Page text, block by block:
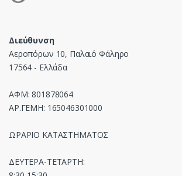
Διεύθυνση
Αεροπόρων 10, Παλαιό Φάληρο
17564 - Ελλάδα
ΑΦΜ: 801878064
ΑΡ.ΓΕΜΗ: 165046301000
ΩΡΑΡΙΟ ΚΑΤΑΣΤΗΜΑΤΟΣ
ΔΕΥΤΕΡΑ-ΤΕΤΑΡΤΗ: